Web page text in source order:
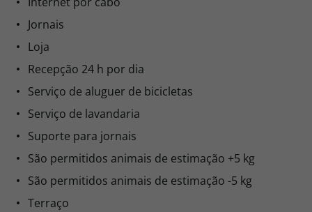
Jornais
Loja
Recepção 24 h por dia
Serviço de aluguer de bicicletas
Serviço de lavandaria
Suporte para jornais
São permitidos animais de estimação +5 kg
São permitidos animais de estimação -5 kg
Terraço